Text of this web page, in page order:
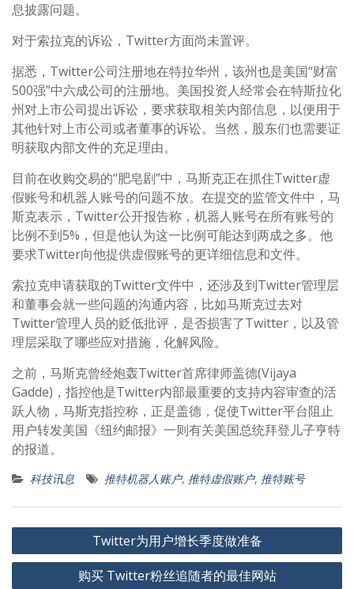
息披露问题。
对于索拉克的诉讼，Twitter方面尚未置评。
据悉，Twitter公司注册地在特拉华州，该州也是美国“财富
500强”中六成公司的注册地。美国投资人经常会在特斯拉化
州对上市公司提出诉讼，要求获取相关内部信息，以便用于
其他针对上市公司或者董事的诉讼。当然，股东们也需要证
明获取内部文件的充足理由。
目前在收购交易的“肥皂剧”中，马斯克正在抓住Twitter虚
假账号和机器人账号的问题不放。在提交的监管文件中，马
斯克表示，Twitter公开报告称，机器人账号在所有账号的
比例不到5%，但是他认为这一比例可能达到两成之多。他
要求Twitter向他提供虚假账号的更详细信息和文件。
索拉克申请获取的Twitter文件中，还涉及到Twitter管理层
和董事会就一些问题的沟通内容，比如马斯克过去对
Twitter管理人员的贬低批评，是否损害了Twitter，以及管
理层采取了哪些应对措施，化解风险。
之前，马斯克曾经炮轰Twitter首席律师盖德(Vijaya
Gadde)，指控他是Twitter内部最重要的支持内容审查的活
跃人物，马斯克指控称，正是盖德，促使Twitter平台阻止
用户转发美国《纽约邮报》一则有关美国总统拜登儿子亨特
的报道。
科技讯息 推特机器人账户, 推特虚假账户, 推特账号
文
章
Twitter为用户增长季度做准备
购买 Twitter粉丝追随者的最佳网站